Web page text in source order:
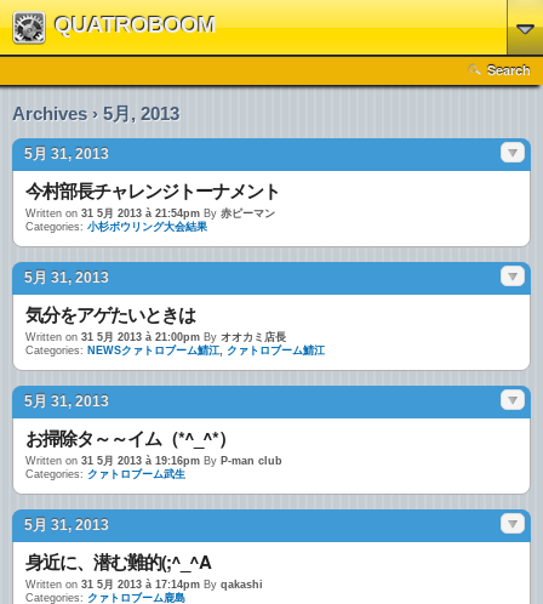
QUATROBOOM
Search
Archives › 5月, 2013
5月 31, 2013
今村部長チャレンジトーナメント
Written on 31 5月 2013 à 21:54pm By 赤ピーマン
Categories: 小杉ボウリング大会結果
5月 31, 2013
気分をアゲたいときは
Written on 31 5月 2013 à 21:00pm By オオカミ店長
Categories: NEWSクァトロブーム鯖江, クァトロブーム鯖江
5月 31, 2013
お掃除タ～～イム（*^_^*）
Written on 31 5月 2013 à 19:16pm By P-man club
Categories: クァトロブーム武生
5月 31, 2013
身近に、潜む難的(;^_^A
Written on 31 5月 2013 à 17:14pm By qakashi
Categories: クァトロブーム鹿島